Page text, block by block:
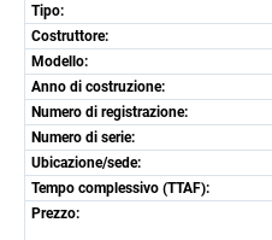
Tipo:
Costruttore:
Modello:
Anno di costruzione:
Numero di registrazione:
Numero di serie:
Ubicazione/sede:
Tempo complessivo (TTAF):
Prezzo: